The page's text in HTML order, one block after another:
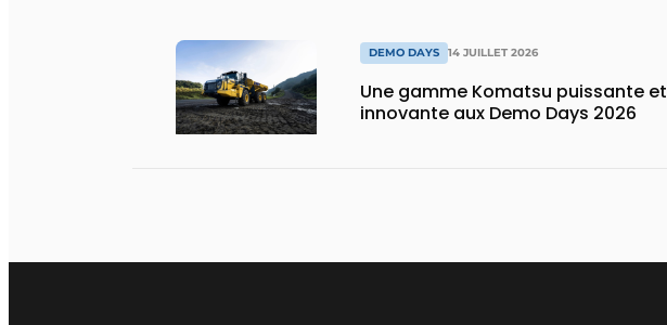
DEMO DAYS 14 JUILLET 2026
Une gamme Komatsu puissante et
innovante aux Demo Days 2026